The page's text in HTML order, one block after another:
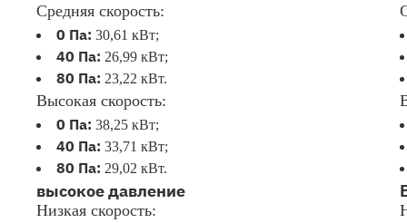
Средняя скорость:
0 Па: 30,61 кВт;
40 Па: 26,99 кВт;
80 Па: 23,22 кВт.
Высокая скорость:
0 Па: 38,25 кВт;
40 Па: 33,71 кВт;
80 Па: 29,02 кВт.
высокое давление
Низкая скорость: